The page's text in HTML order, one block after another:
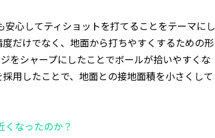
心してティショットを打てることをテーマにし
だけでなく、地面から打ちやすくするための形
をシャープにしたことでボールが拾いやすくな
用したことで、地面との接地面積を小さくして
なったのか？